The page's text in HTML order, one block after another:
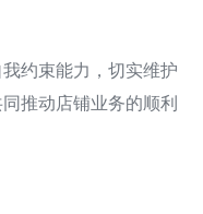
约束能力，切实维护
推动店铺业务的顺利